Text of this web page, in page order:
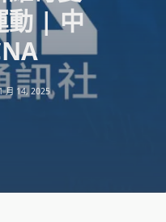
動 | 中
月 14, 2025